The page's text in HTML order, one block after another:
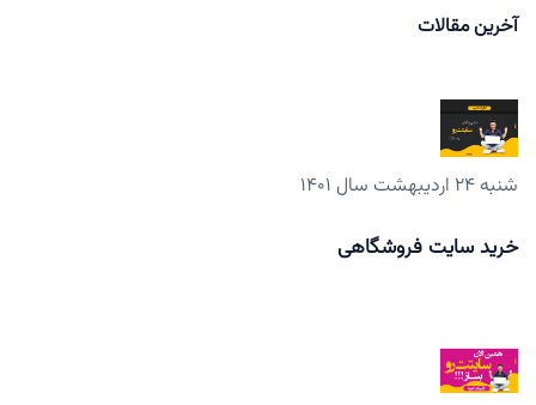
آخرین مقالات
شنبه ۲۴ اردیبهشت سال ۱۴۰۱
خرید سایت فروشگاهی